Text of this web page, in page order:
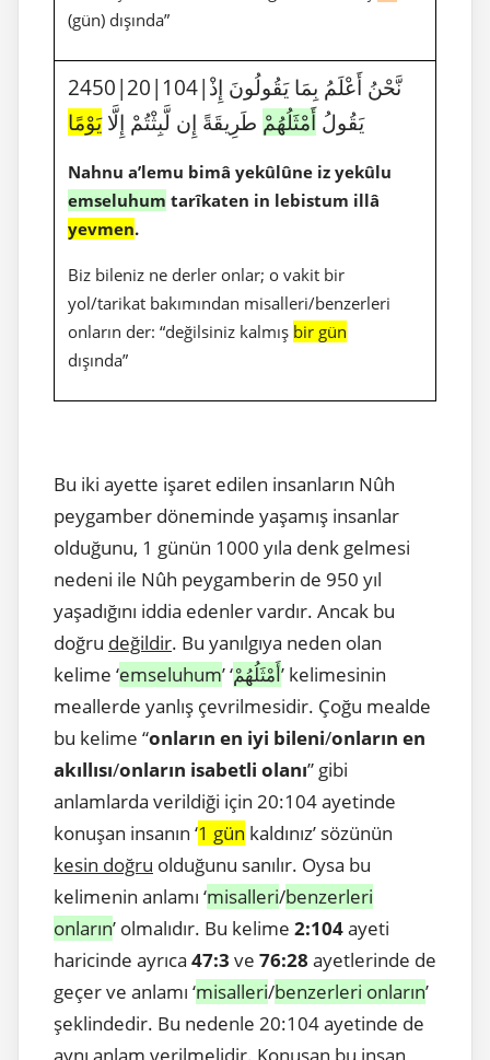
(gün) dışında”
2450|20|104|نَّحْنُ أَعْلَمُ بِمَا يَقُولُونَ إِذْ
يَقُولُ أَمْثَلُهُمْ طَرِيقَةً إِن لَّبِثْتُمْ إِلَّايَوْمًا
Nahnu a’lemu bimâ yekûlûne iz yekûlu
emseluhum tarîkaten in lebistum illâ
yevmen.
Biz bileniz ne derler onlar; o vakit bir
yol/tarikat bakımından misalleri/benzerleri
onların der: “değilsiniz kalmış bir gün
dışında”
Bu iki ayette işaret edilen insanların Nûh
peygamber döneminde yaşamış insanlar
olduğunu, 1 günün 1000 yıla denk gelmesi
nedeni ile Nûh peygamberin de 950 yıl
yaşadığını iddia edenler vardır. Ancak bu
doğru değildir. Bu yanılgıya neden olan
kelime ‘emseluhum’ ‘أَمْثَلُهُمْ’ kelimesinin
meallerde yanlış çevrilmesidir. Çoğu mealde
bu kelime “onların en iyi bileni/onların en
akıllısı/onların isabetli olanı” gibi
anlamlarda verildiği için 20:104 ayetinde
konuşan insanın ‘1 gün kaldınız’ sözünün
kesin doğru olduğunu sanılır. Oysa bu
kelimenin anlamı ‘misalleri/benzerleri
onların’ olmalıdır. Bu kelime 2:104ayeti
haricinde ayrıca 47:3 ve 76:28 ayetlerinde de
geçer ve anlamı ‘misalleri/benzerleri onların’
şeklindedir. Bu nedenle 20:104 ayetinde de
aynı anlam verilmelidir. Konuşan bu insan